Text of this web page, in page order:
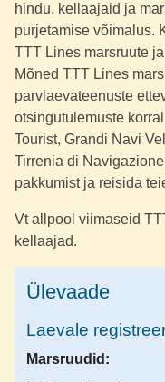
hindu, kellaajaid ja
purjetamise võimalus.
TTT Lines marsruute
Mõned TTT Lines
parvlaevateenuste
otsingutulemuste
Tourist, Grandi Navi
Tirrenia di
pakkumist ja reisida
Vt allpool viimaseid
kellaajad.
Ülevaade
Laevale
Marsruudid: